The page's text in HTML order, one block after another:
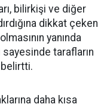
bilirkişi ve diğer
dikkat çeken
yanında
tarafların
daha kısa